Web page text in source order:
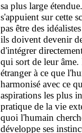
sa plus large
s'appuient sur cette
pas être des
ils doivent devenir
d'intégrer
qui sort de leur
étranger à ce que
harmonisé avec ce
aspirations les plus
pratique de la vie
quoi l'humain
développe ses